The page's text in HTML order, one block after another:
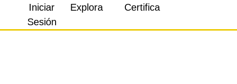
Iniciar
Sesión
Explora Certifica